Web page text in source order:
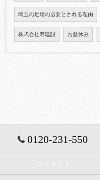
埼玉の足場の必要とされる理由
株式会社寿建設 お盆休み
0120-231-550